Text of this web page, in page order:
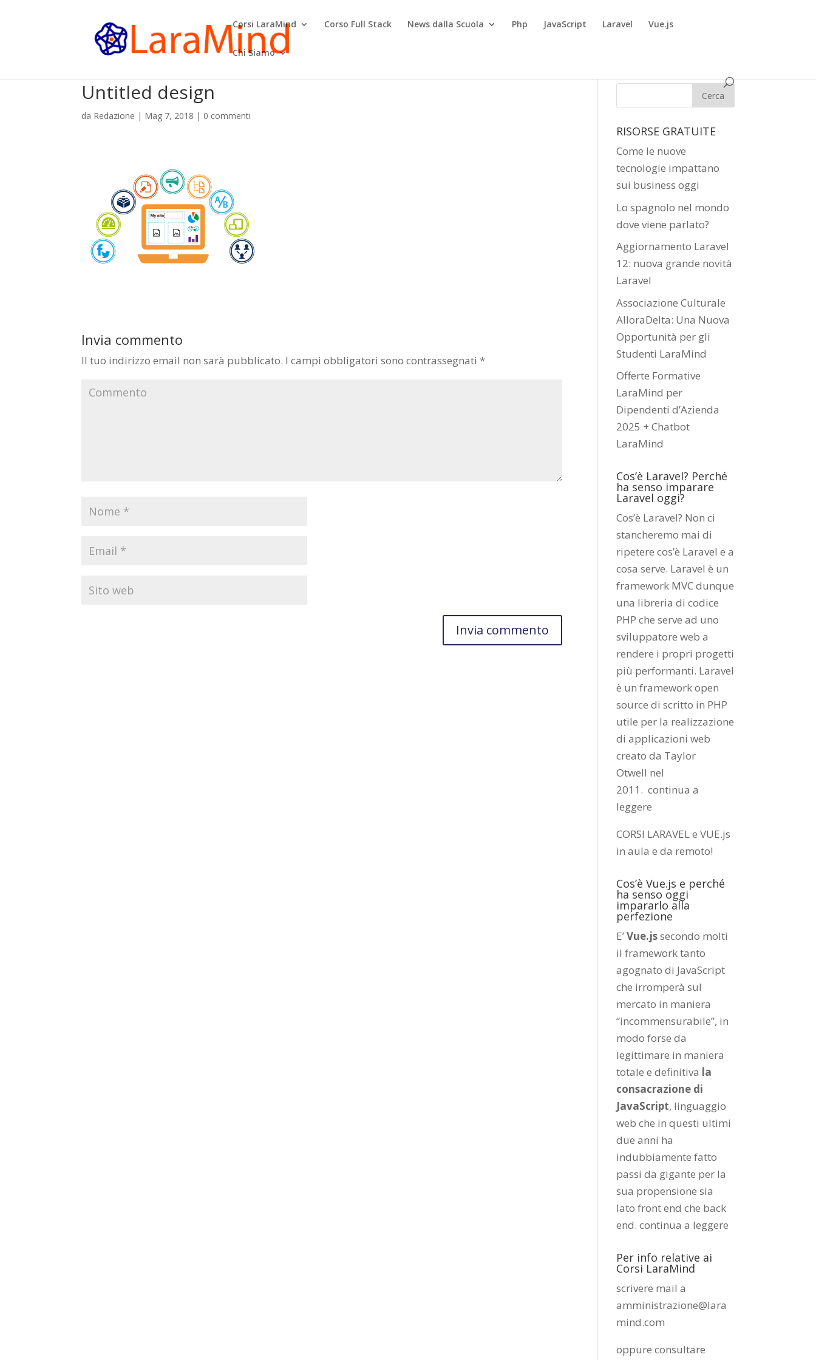
Corsi LaraMind Corso Full Stack News dalla Scuola Php JavaScript Laravel Vue.js
Chi Siamo
Untitled design
da Redazione | Mag 7, 2018 | 0 commenti
Invia commento
Il tuo indirizzo email non sarà pubblicato. I campi obbligatori sono contrassegnati *
RISORSE GRATUITE
Come le nuove
tecnologie impattano
sui business oggi
Lo spagnolo nel mondo
dove viene parlato?
Aggiornamento Laravel
12: nuova grande novità
Laravel
Associazione Culturale
AlloraDelta: Una Nuova
Opportunità per gli
Studenti LaraMind
Offerte Formative
LaraMind per
Dipendenti d’Azienda
2025 + Chatbot
LaraMind
Cos’è Laravel? Perché
ha senso imparare
Laravel oggi?
Cos’è Laravel? Non ci
stancheremo mai di
ripetere cos’è Laravel e a
cosa serve. Laravel è un
framework MVC dunque
una libreria di codice
PHP che serve ad uno
sviluppatore web a
rendere i propri progetti
più performanti. Laravel
è un framework open
source di scritto in PHP
utile per la realizzazione
di applicazioni web
creato da Taylor
Otwell nel
2011.continua a
leggere
CORSI LARAVEL e VUE.js
in aula e da remoto!
Cos’è Vue.js e perché
ha senso oggi
impararlo alla
perfezione
E’Vue.jssecondo molti
il framework tanto
agognato di JavaScript
che irromperà sul
mercato in maniera
“incommensurabile”, in
modo forse da
legittimare in maniera
totale e definitiva la
consacrazione di
JavaScript, linguaggio
web che in questi ultimi
due anni ha
indubbiamente fatto
passi da gigante per la
sua propensione sia
lato front end che back
end.continua a leggere
Per info relative ai
Corsi LaraMind
scrivere mail a
amministrazione@lara
mind.com
oppure consultare